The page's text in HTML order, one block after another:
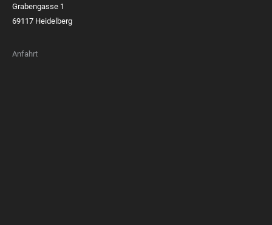
Grabengasse 1
69117 Heidelberg
Anfahrt